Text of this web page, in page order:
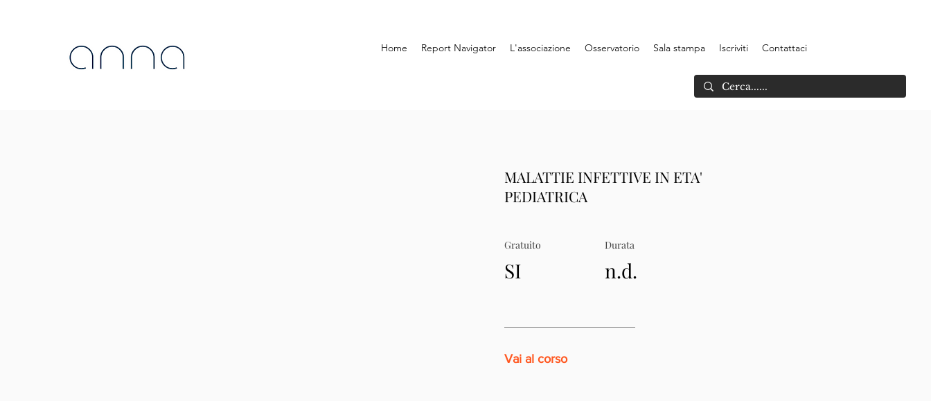
Home Report Navigator L'associazione Osservatorio Sala stampa Iscriviti Contattaci
MALATTIE INFETTIVE IN ETA'
PEDIATRICA
Gratuito
SI
Durata
n.d.
Vai al corso